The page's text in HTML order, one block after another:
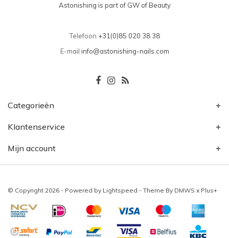
Astonishing is part of GW of Beauty
Telefoon +31(0)85 020 38 38
E-mail info@astonishing-nails.com
Categorieën
Klantenservice
Mijn account
© Copyright 2026 - Powered by Lightspeed - Theme By DMWS x Plus+